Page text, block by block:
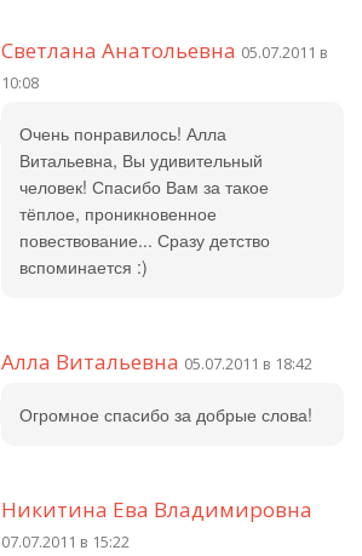
Светлана Анатольевна 05.07.2011 в
10:08
Очень понравилось! Алла
Витальевна, Вы удивительный
человек! Спасибо Вам за такое
тёплое, проникновенное
повествование... Сразу детство
вспоминается :)
Алла Витальевна 05.07.2011 в 18:42
Огромное спасибо за добрые слова!
Никитина Ева Владимировна
07.07.2011 в 15:22